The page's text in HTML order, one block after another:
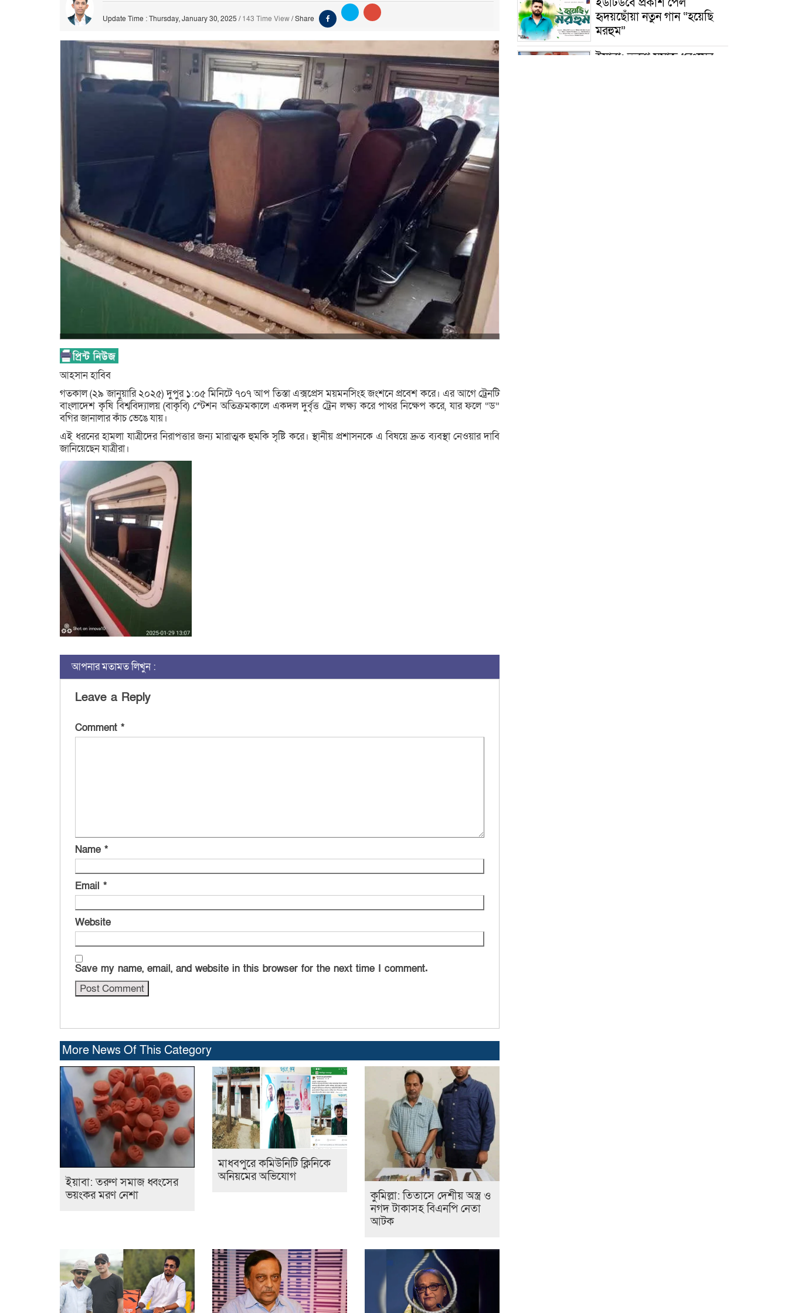
Update Time : Thursday, January 30, 2025 /143 Time View/Share
আহসান হাবিব
গতকাল (২৯ জানুয়ারি ২০২৫) দুপুর ১:০৫ মিনিটে ৭০৭ আপ তিস্তা এক্সপ্রেস ময়মনসিংহ জংশনে প্রবেশ করে। এর আগে ট্রেনটি
বাংলাদেশ কৃষি বিশ্ববিদ্যালয় (বাকৃবি) স্টেশন অতিক্রমকালে একদল দুর্বৃত্ত ট্রেন লক্ষ্য করে পাথর নিক্ষেপ করে, যার ফলে “ড”
বগির জানালার কাঁচ ভেঙে যায়।
এই ধরনের হামলা যাত্রীদের নিরাপত্তার জন্য মারাত্মক হুমকি সৃষ্টি করে। স্থানীয় প্রশাসনকে এ বিষয়ে দ্রুত ব্যবস্থা নেওয়ার দাবি
জানিয়েছেন যাত্রীরা।
আপনার মতামত লিখুন :
Leave a Reply
Comment *
Name *
Email *
Website
Save my name, email, and website in this browser for the next time I comment.
More News Of This Category
ইয়াবা: তরুণ সমাজ ধ্বংসের
ভয়ংকর মরণ নেশা
মাধবপুরে কমিউনিটি ক্লিনিকে
অনিয়মের অভিযোগ
কুমিল্লা: তিতাসে দেশীয় অস্ত্র ও
নগদ টাকাসহ বিএনপি নেতা
আটক
হৃদয়ছোঁয়া নতুন গান “হয়েছি
মরহুম”
ইয়াবা: তরুণ সমাজ ধ্বংসের